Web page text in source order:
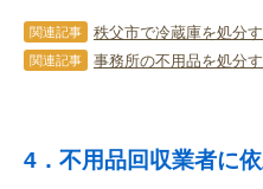
関連記事
関連記事
4．不用品回収業者に